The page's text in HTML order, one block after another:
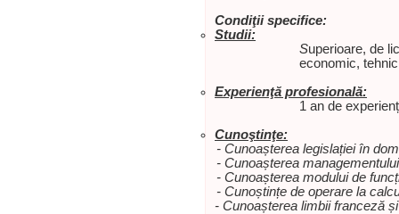
Condiţii specifice:
Studii:
Superioare, de
economic,
Experienţă profesională:
1 an de
Cunoştinţe:
- Cunoașterea legislației în
- Cunoașterea
- Cunoașterea modului de
- Cunoștințe de operare la
- Cunoașterea limbii franceză